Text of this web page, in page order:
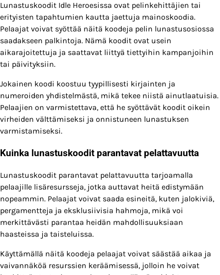
Lunastuskoodit Idle Heroesissa ovat pelinkehittäjien tai
erityisten tapahtumien kautta jaettuja mainoskoodia.
Pelaajat voivat syöttää näitä koodeja pelin lunastusosiossa
saadakseen palkintoja. Nämä koodit ovat usein
aikarajoitettuja ja saattavat liittyä tiettyihin kampanjoihin
tai päivityksiin.
Jokainen koodi koostuu tyypillisesti kirjainten ja
numeroiden yhdistelmästä, mikä tekee niistä ainutlaatuisia.
Pelaajien on varmistettava, että he syöttävät koodit oikein
virheiden välttämiseksi ja onnistuneen lunastuksen
varmistamiseksi.
Kuinka lunastuskoodit parantavat pelattavuutta
Lunastuskoodit parantavat pelattavuutta tarjoamalla
pelaajille lisäresursseja, jotka auttavat heitä edistymään
nopeammin. Pelaajat voivat saada esineitä, kuten jalokiviä,
pergamentteja ja eksklusiivisia hahmoja, mikä voi
merkittävästi parantaa heidän mahdollisuuksiaan
haasteissa ja taisteluissa.
Käyttämällä näitä koodeja pelaajat voivat säästää aikaa ja
vaivannäköä resurssien keräämisessä, jolloin he voivat